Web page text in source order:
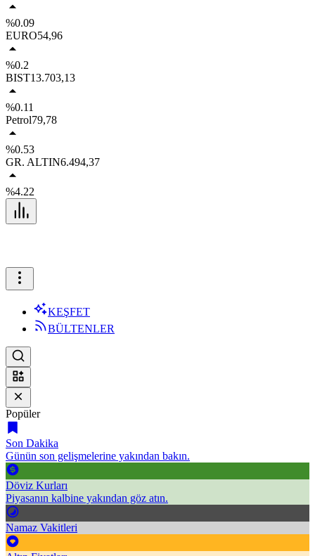
%0.09
EURO54,96
%0.2
BIST13.703,13
%0.11
Petrol79,78
%0.53
GR. ALTIN6.494,37
%4.22
KEŞFET
BÜLTENLER
Popüler
Son Dakika
Günün son gelişmelerine yakından bakın.
Döviz Kurları
Piyasanın kalbine yakından göz atın.
Namaz Vakitleri